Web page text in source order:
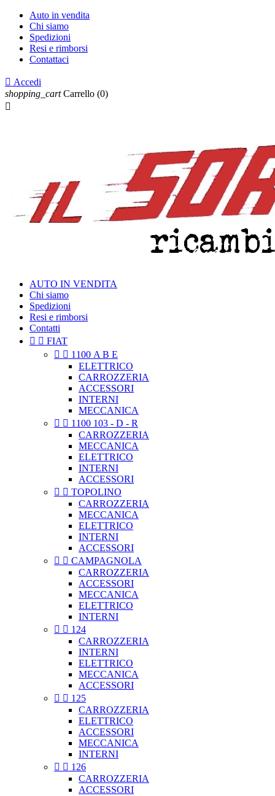
Auto in vendita
Chi siamo
Spedizioni
Resi e rimborsi
Contattaci
 Accedi
shopping_cart Carrello (0)

AUTO IN VENDITA
Chi siamo
Spedizioni
Resi e rimborsi
Contatti
  FIAT
  1100 A B E
ELETTRICO
CARROZZERIA
ACCESSORI
INTERNI
MECCANICA
  1100 103 - D - R
CARROZZERIA
MECCANICA
ELETTRICO
INTERNI
ACCESSORI
  TOPOLINO
CARROZZERIA
MECCANICA
ELETTRICO
INTERNI
ACCESSORI
  CAMPAGNOLA
CARROZZERIA
ACCESSORI
MECCANICA
ELETTRICO
INTERNI
  124
CARROZZERIA
INTERNI
ELETTRICO
MECCANICA
ACCESSORI
  125
CARROZZERIA
ELETTRICO
ACCESSORI
MECCANICA
INTERNI
  126
CARROZZERIA
ACCESSORI